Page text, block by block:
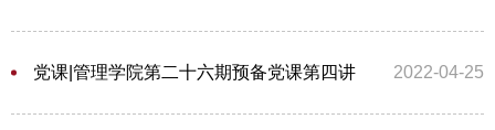
2022-04-25
党课|管理学院第二十六期预备党课第四讲